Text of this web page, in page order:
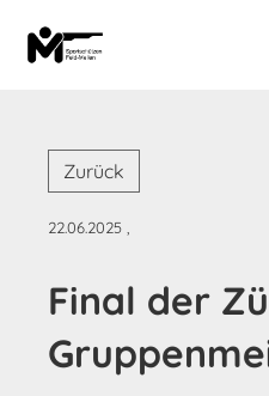
Zurück
22.06.2025
Final der